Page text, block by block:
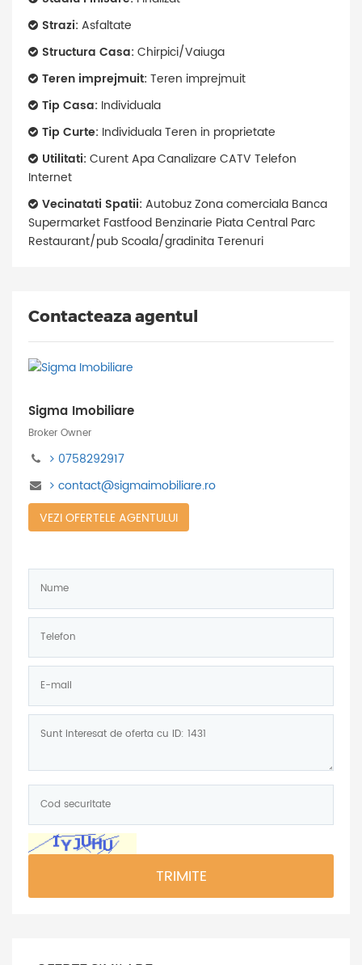
Strazi:Asfaltate
Structura Casa:Chirpici/Vaiuga
Teren imprejmuit:Teren imprejmuit
Tip Casa: Individuala
Tip Curte: Individuala Teren in proprietate
Utilitati:Curent Apa Canalizare CATV Telefon
Internet
Vecinatati Spatii:Autobuz Zona comerciala Banca
Supermarket Fastfood Benzinarie Piata Central Parc
Restaurant/pub Scoala/gradinita Terenuri
Contacteaza agentul
Sigma Imobiliare
Broker Owner
0758292917
contact@sigmaimobiliare.ro
VEZI OFERTELE AGENTULUI
mail:
securitate:
*
TRIMITE